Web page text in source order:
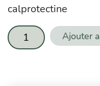
calprotectine
quantité
Ajouter